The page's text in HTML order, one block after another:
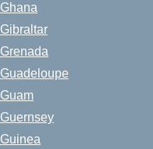
Ghana
Gibraltar
Grenada
Guadeloupe
Guam
Guernsey
Guinea